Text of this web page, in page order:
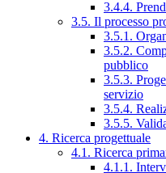
3.4.4.
3.5. Il processo
3.5.1.
3.5.2.
pubblico
3.5.3.
servizio
3.5.4.
3.5.5.
4. Ricerca progettuale
4.1. Ricerca
4.1.1.